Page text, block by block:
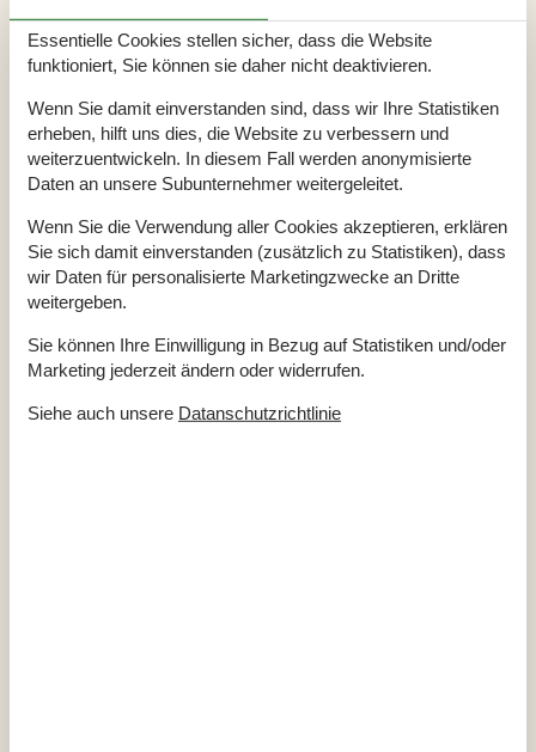
Klimafreundlich Ja
Gesamte Ausstattung
Ausblick
Meerblick vom Ferienhaus
Meerblick vom Standort
Bitte beachten
Keine Arbeiter auf Anfrage
Keine Jugendgruppen auf Anfrage
Draußen
Feuerstelle
Essentielle Cookies stellen sicher, dass die Website
funktioniert, Sie können sie daher nicht deaktivieren.
Wenn Sie damit einverstanden sind, dass wir Ihre Statistiken
erheben, hilft uns dies, die Website zu verbessern und
weiterzuentwickeln. In diesem Fall werden anonymisierte
Daten an unsere Subunternehmer weitergeleitet.
Wenn Sie die Verwendung aller Cookies akzeptieren, erklären
Sie sich damit einverstanden (zusätzlich zu Statistiken), dass
wir Daten für personalisierte Marketingzwecke an Dritte
weitergeben.
Sie können Ihre Einwilligung in Bezug auf Statistiken und/oder
Marketing jederzeit ändern oder widerrufen.
Siehe auch unsere Datanschutzrichtlinie